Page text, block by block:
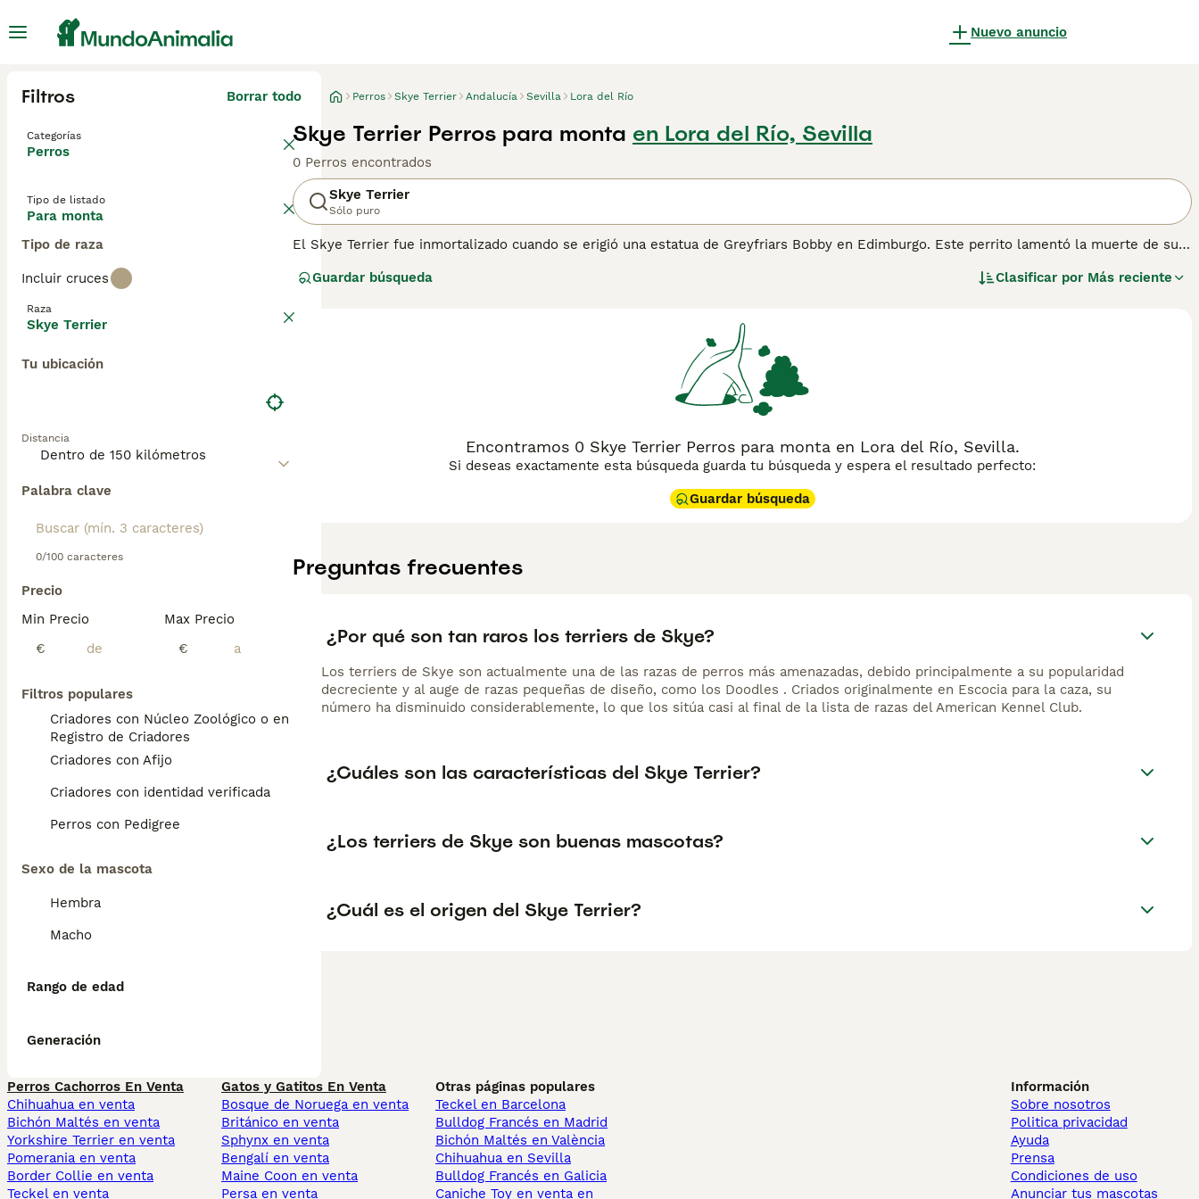
Nuevo anuncio
Filtros Borrar todo
Categorías
Perros
Tipo de listado
Para monta
Tipo de raza
Incluir cruces
Raza
Skye Terrier
Tu ubicación
Distancia
Palabra clave
0/100 caracteres
Precio
Min Precio
€
Max Precio
€
Filtros populares
Criadores con Núcleo Zoológico o en el
Registro de Criadores
Criadores con Afijo
Criadores con identidad verificada
Perros con Pedigree
Sexo de la mascota
Hembra
Macho
Rango de edad
Generación
Perros Skye Terrier Andalucía Sevilla Lora del Río
Skye Terrier Perros para monta en Lora del Río, Sevilla
0 Perros encontrados
Skye Terrier
Sólo puro
El Skye Terrier fue inmortalizado cuando se erigió una estatua de Greyfriars Bobby en Edimburgo. Este perrito lamentó la muerte de sus
disminuido recientemente, lo que los ha colocado en la lista de razas nativas en peligro de extinción por parte del Kennel Club. Por eso,
educados se registran en el Kennel Club o la Real Sociedad Canina de España cada año. Lee nuestra página de consejos de compra de
Guardar búsqueda Clasificar por Más reciente
Encontramos 0 Skye Terrier Perros para monta en Lora del Río, Sevilla.
Si deseas exactamente esta búsqueda guarda tu búsqueda y espera el resultado perfecto:
Guardar búsqueda
Preguntas frecuentes
¿Por qué son tan raros los terriers de Skye?
Los terriers de Skye son actualmente una de las razas de perros más amenazadas, debido principalmente a su popularidad
decreciente y al auge de razas pequeñas de diseño, como los Doodles . Criados originalmente en Escocia para la caza, su
número ha disminuido considerablemente, lo que los sitúa casi al final de la lista de razas del American Kennel Club.
¿Cuáles son las características del Skye Terrier?
¿Los terriers de Skye son buenas mascotas?
¿Cuál es el origen del Skye Terrier?
Perros Cachorros En Venta
Chihuahua en venta
Bichón Maltés en venta
Yorkshire Terrier en venta
Pomerania en venta
Border Collie en venta
Teckel en venta
Gatos y Gatitos En Venta
Bosque de Noruega en venta
Británico en venta
Sphynx en venta
Bengalí en venta
Maine Coon en venta
Persa en venta
Otras páginas populares
Teckel en Barcelona
Bulldog Francés en Madrid
Bichón Maltés en València
Chihuahua en Sevilla
Bulldog Francés en Galicia
Caniche Toy en venta en
Información
Sobre nosotros
Politica privacidad
Ayuda
Prensa
Condiciones de uso
Anunciar tus mascotas